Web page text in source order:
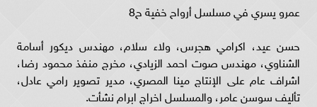
عمرو يسري في مسلسل أرواح خفية ح8
حسن عيد، اكرامي هجرس، ولاء سلام، مهندس ديكور أسامة
الشناوي، مهندس صوت احمد الزيادي، مخرج منفذ محمود رضا،
اشراف عام على الإنتاج مينا المصري، مدير تصوير رامي عادل،
تأليف سوسن عامر، والمسلسل اخراج ابرام نشأت.